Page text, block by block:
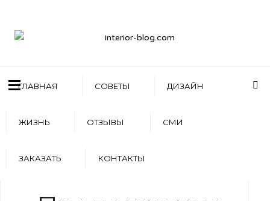
ГЛАВНАЯ СОВЕТЫ ДИЗАЙН
ЖИЗНЬ ОТЗЫВЫ СМИ
ЗАКАЗАТЬ КОНТАКТЫ